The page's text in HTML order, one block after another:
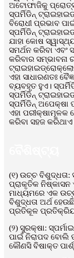
ଅଟୋଫାଜିକୁ
ସ୍ପର୍ମିଡିନ୍
ବିରୋଧୀ ପ୍ରଭାବ
ସ୍ପର୍ମିଡିନ୍
ଯାହା କୋଷ
ସମର୍ଥନ କରିବା ଏବଂ
କରିବାର ସମ୍ଭାବନା
ଏହା ସାଧାରଣତଃ
ବ୍ୟବହୃତ ହୁଏ।
ସ୍ପର୍ମିଡିନ୍
ସ୍ପର୍ମିଡିନ୍‌ ଅପେକ୍ଷା
ଏହା ପରୀକ୍ଷାମୂଳକ
କରିବା ସହଜ
(୧) ଉଚ୍ଚ ବିଶୁଦ୍ଧତା:
ପ୍ରାକୃତିକ
ମାଧ୍ୟମରେ ଏକ
ବିଶୁଦ୍ଧତା ଅର୍ଥ
ପ୍ରତିକୂଳ
(୨) ସୁରକ୍ଷା:
ପାଇଁ ନିରାପଦ ବୋଲି
କୌଣସି ବିଷାକ୍ତ